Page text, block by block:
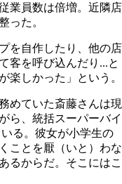
業員数は倍増。近隣店
った。
を自作したり、他の店
客を呼び込んだり...と
楽しかった」という。
めていた斎藤さんは現
ら、統括スーパーバイ
る。彼女が小学生の
ことを厭（いと）わな
るからだ。そこにはこ